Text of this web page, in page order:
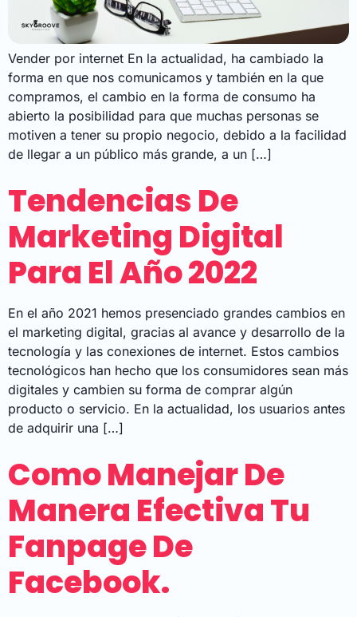
Vender por internet En la actualidad, ha cambiado la
forma en que nos comunicamos y también en la que
compramos, el cambio en la forma de consumo ha
abierto la posibilidad para que muchas personas se
motiven a tener su propio negocio, debido a la facilidad
de llegar a un público más grande, a un […]
Tendencias De
Marketing Digital
Para El Año 2022
En el año 2021 hemos presenciado grandes cambios en
el marketing digital, gracias al avance y desarrollo de la
tecnología y las conexiones de internet. Estos cambios
tecnológicos han hecho que los consumidores sean más
digitales y cambien su forma de comprar algún
producto o servicio. En la actualidad, los usuarios antes
de adquirir una […]
Como Manejar De
Manera Efectiva Tu
Fanpage De
Facebook.